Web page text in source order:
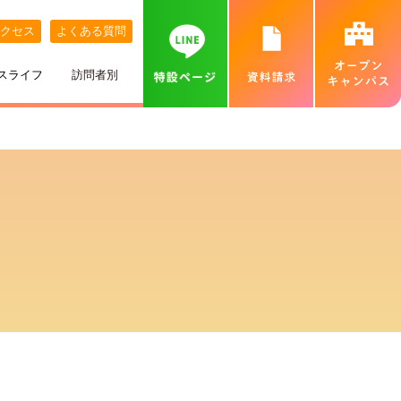
セス よくある質問
講師紹介
めざす職業
ネット出願について
特待生制度
めざす資格
ライフ
カバンの中身紹介
訪問者別
留学生の方へ
個別相談会（オンラインあり）